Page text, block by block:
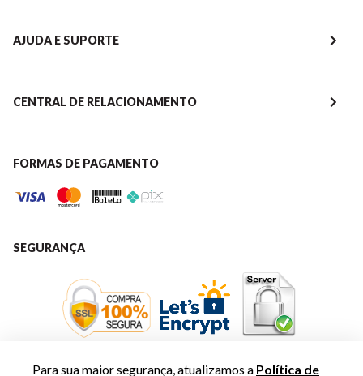
Para sua maior segurança, atualizamos a Política de
AJUDA E SUPORTE
CENTRAL DE RELACIONAMENTO
FORMAS DE PAGAMENTO
SEGURANÇA